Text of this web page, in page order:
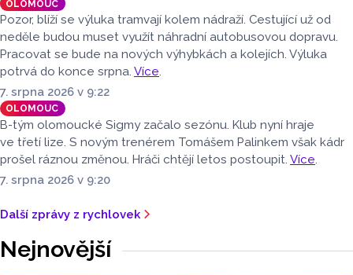
OLOMOUC
Pozor, blíží se výluka tramvají kolem nádraží. Cestující už od
neděle budou muset využít náhradní autobusovou dopravu.
Pracovat se bude na nových výhybkách a kolejích. Výluka
potrvá do konce srpna. Více.
7. srpna 2026 v 9:22
OLOMOUC
B-tým olomoucké Sigmy začalo sezónu. Klub nyní hraje
ve třetí lize. S novým trenérem Tomášem Palinkem však kádr
prošel ráznou změnou. Hráči chtějí letos postoupit. Více
7. srpna 2026 v 9:20
Další zprávy z rychlovek
Nejnovější